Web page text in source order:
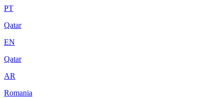
PT
Qatar
EN
Qatar
AR
Romania